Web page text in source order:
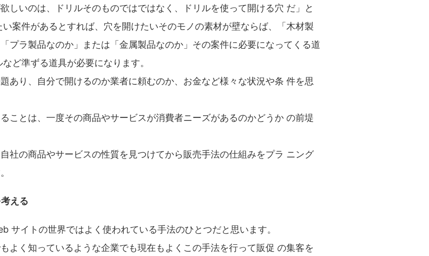
しいのは、ドリルそのものではではなく、ドリルを使って開ける穴 だ」と
案件があるとすれば、穴を開けたいそのモノの素材が壁ならば、「木材製
プラ製品なのか」または「金属製品なのか」その案件に必要になってくる道
ど準ずる道具が必要になります。
あり、自分で開けるのか業者に頼むのか、お金など様々な状況や条 件を思
ことは、一度その商品やサービスが消費者ニーズがあるのかどうか の前堤
社の商品やサービスの性質を見つけてから販売手法の仕組みをプラ ニング
える
サイトの世界ではよく使われている手法のひとつだと思います。
よく知っているような企業でも現在もよくこの手法を行って販促 の集客を